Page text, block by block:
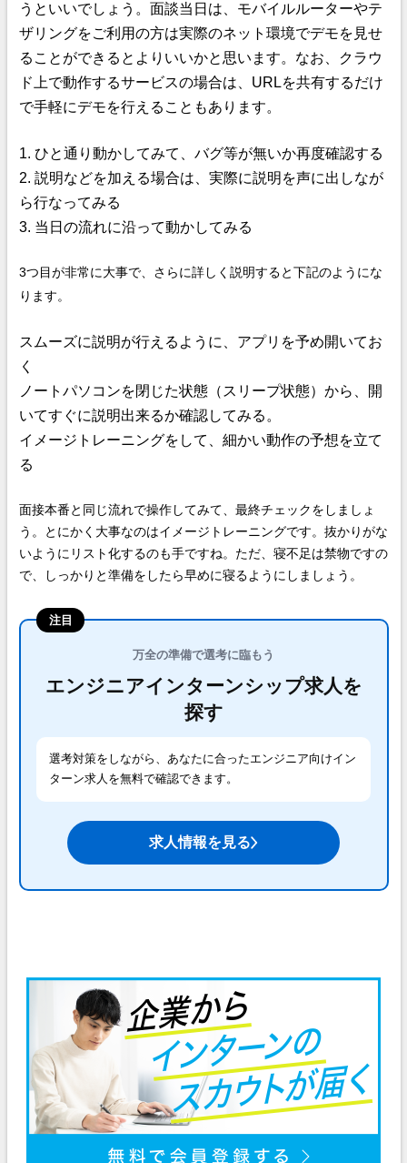
うといいでしょう。面談当日は、モバイルルーターやテ
ザリングをご利用の方は実際のネット環境でデモを見せ
ることができるとよりいいかと思います。なお、クラウ
ド上で動作するサービスの場合は、URLを共有するだけ
で手軽にデモを行えることもあります。
1. ひと通り動かしてみて、バグ等が無いか再度確認する
2. 説明などを加える場合は、実際に説明を声に出しなが
ら行なってみる
3. 当日の流れに沿って動かしてみる
3つ目が非常に大事で、さらに詳しく説明すると下記のようにな
ります。
スムーズに説明が行えるように、アプリを予め開いてお
く
ノートパソコンを閉じた状態（スリープ状態）から、開
いてすぐに説明出来るか確認してみる。
イメージトレーニングをして、細かい動作の予想を立て
る
面接本番と同じ流れで操作してみて、最終チェックをしましょ
う。とにかく大事なのはイメージトレーニングです。抜かりがな
いようにリスト化するのも手ですね。ただ、寝不足は禁物ですの
で、しっかりと準備をしたら早めに寝るようにしましょう。
注目
万全の準備で選考に臨もう
エンジニアインターンシップ求人を
探す
選考対策をしながら、あなたに合ったエンジニア向けイン
ターン求人を無料で確認できます。
求人情報を見る